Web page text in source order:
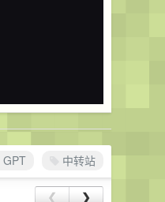
GPT 中转站
❮ ❯